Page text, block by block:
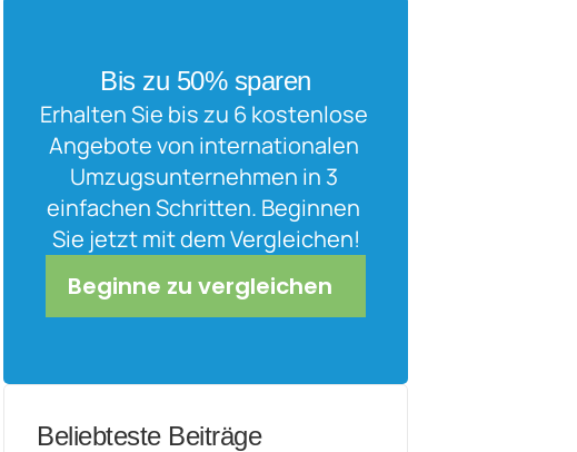
Bis zu 50% sparen
Erhalten Sie bis zu 6 kostenlose
Angebote von internationalen
Umzugsunternehmen in 3
einfachen Schritten. Beginnen
Sie jetzt mit dem Vergleichen!
Beginne zu vergleichen
Beliebteste Beiträge